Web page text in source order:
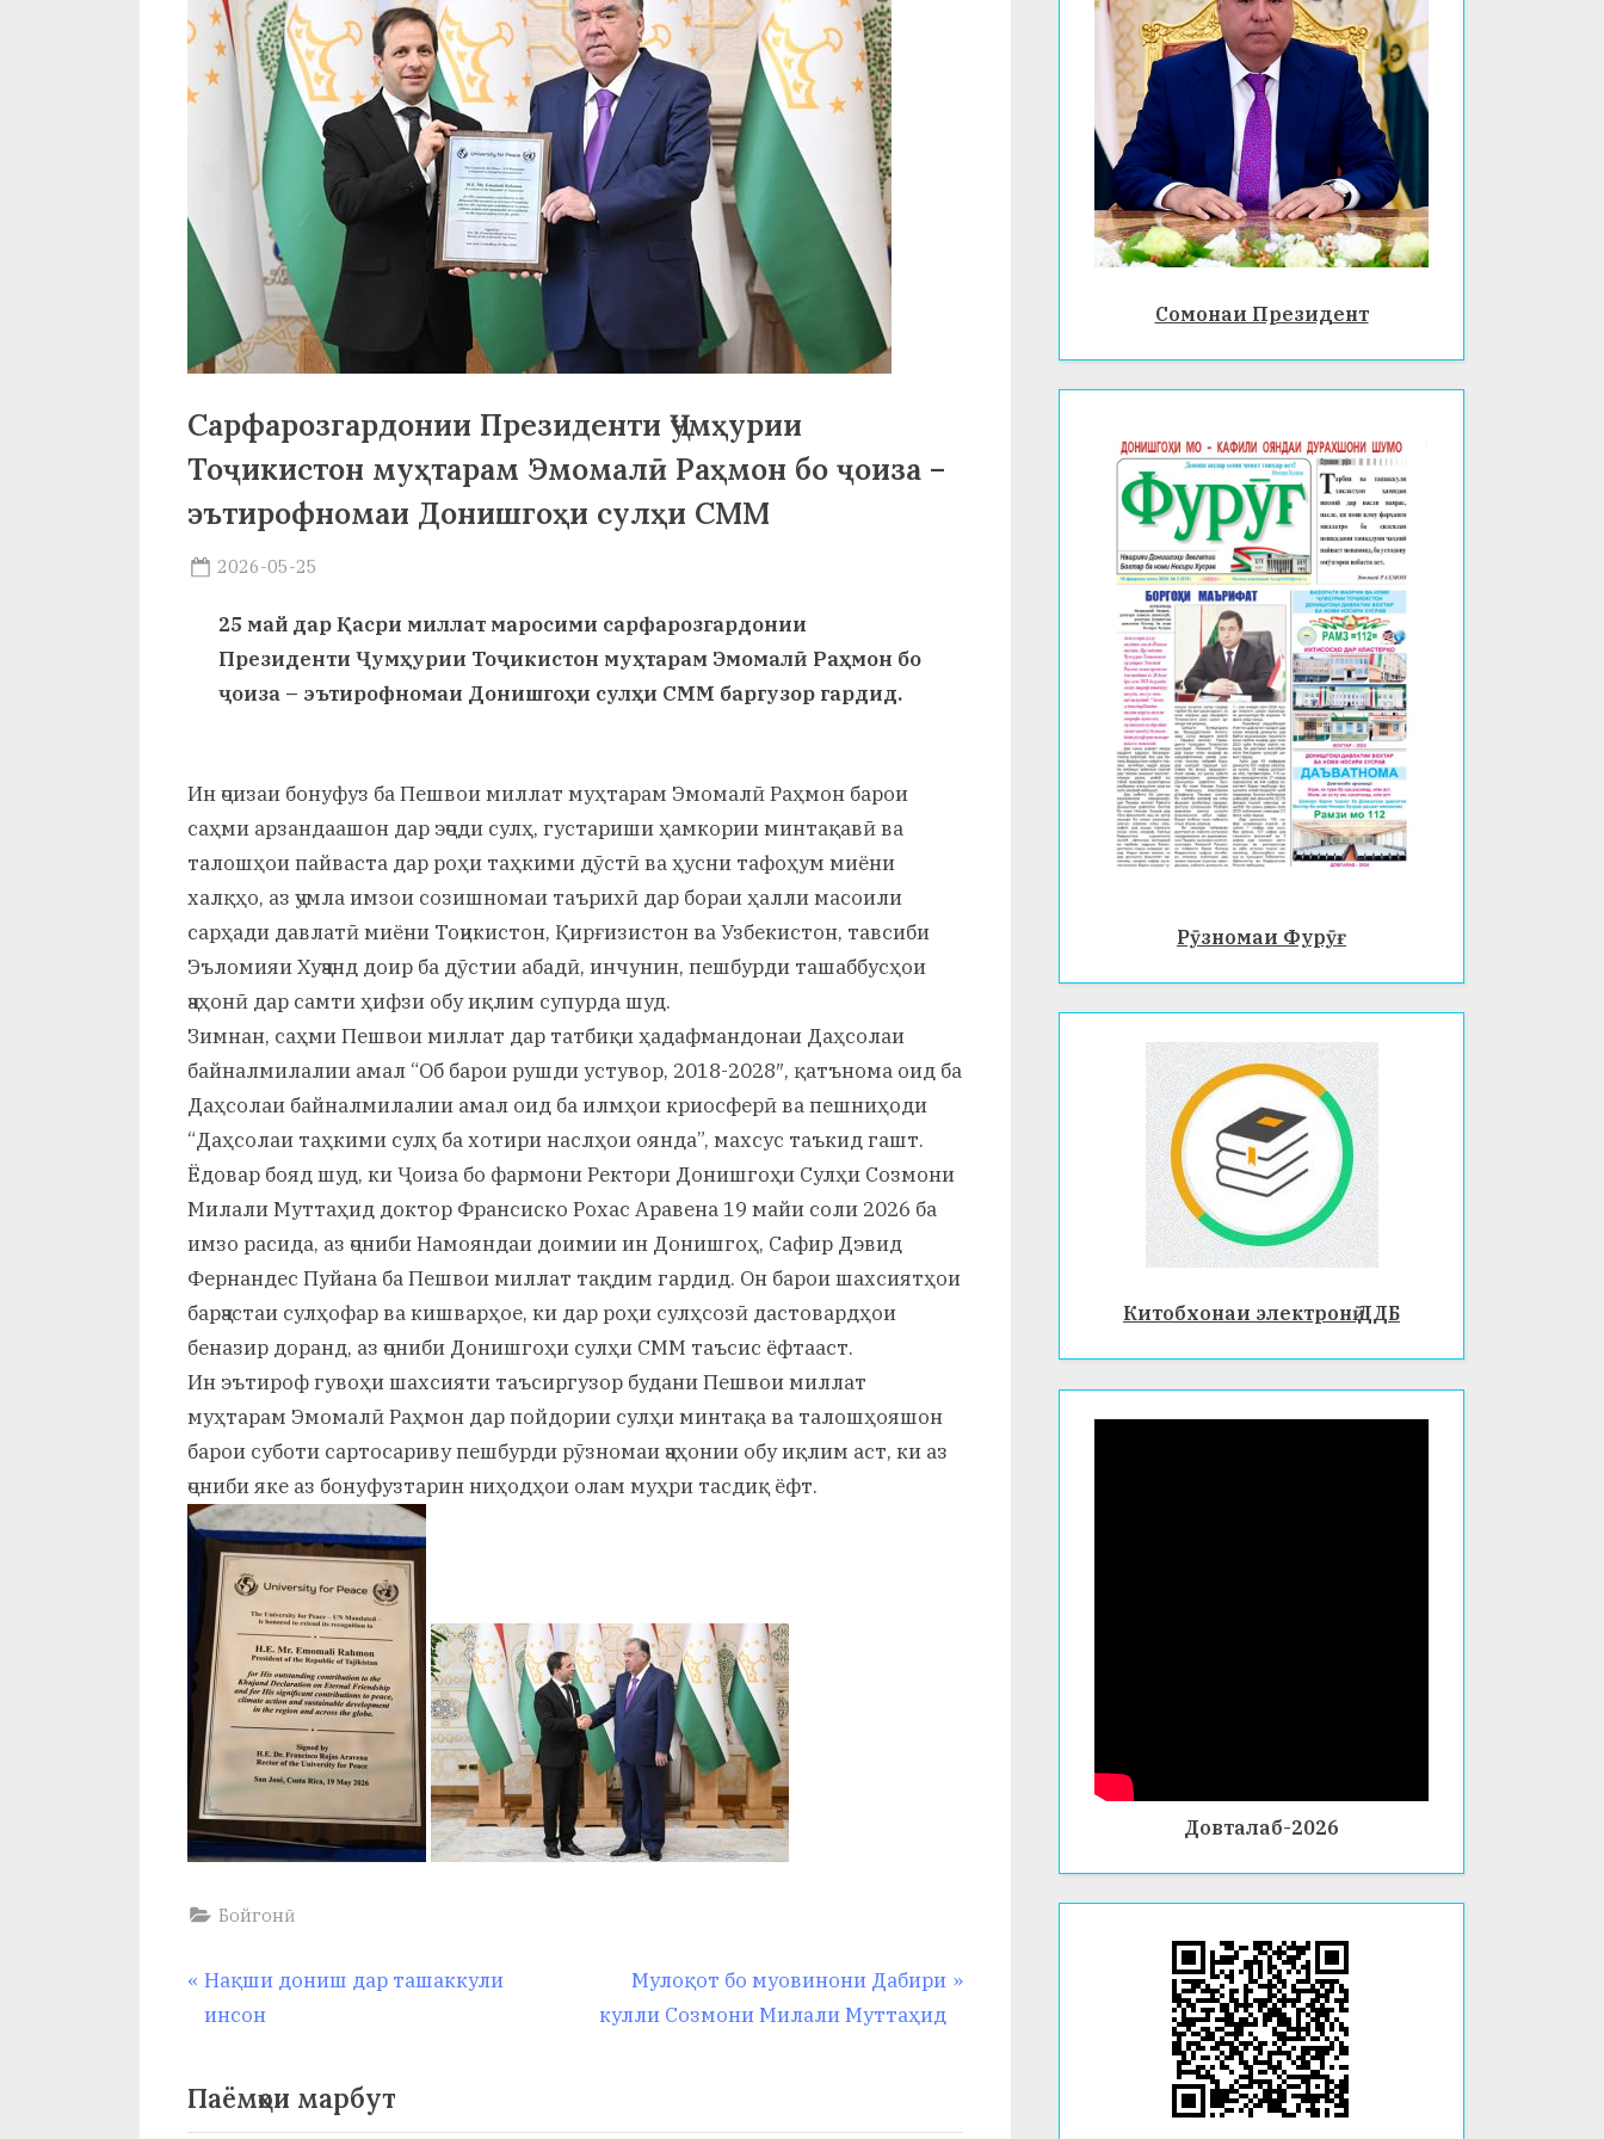
б
а
н
о
м
и
о
с
и
р
у
с
в
Сарфарозгардонии Президенти Ҷумҳурии
Тоҷикистон муҳтарам Эмомалӣ Раҳмон бо ҷоиза –
эътирофномаи Донишгоҳи сулҳи СММ
Posted
2026-05-25
25 май дар Қасри миллат маросими сарфарозгардонии
Президенти Ҷумҳурии Тоҷикистон муҳтарам Эмомалӣ Раҳмон бо
ҷоиза – эътирофномаи Донишгоҳи сулҳи СММ баргузор гардид.
Ин ҷоизаи бонуфуз ба Пешвои миллат муҳтарам Эмомалӣ Раҳмон барои
саҳми арзандаашон дар эҷоди сулҳ, густариши ҳамкории минтақавӣ ва
талошҳои пайваста дар роҳи таҳкими дӯстӣ ва ҳусни тафоҳум миёни
халқҳо, аз ҷумла имзои созишномаи таърихӣ дар бораи ҳалли масоили
сарҳади давлатӣ миёни Тоҷикистон, Қирғизистон ва Узбекистон, тавсиби
Эъломияи Хуҷанд доир ба дӯстии абадӣ, инчунин, пешбурди ташаббусҳои
ҷаҳонӣ дар самти ҳифзи обу иқлим супурда шуд.
Зимнан, саҳми Пешвои миллат дар татбиқи ҳадафмандонаи Даҳсолаи
байналмилалии амал “Об барои рушди устувор, 2018-2028″, қатънома оид ба
Даҳсолаи байналмилалии амал оид ба илмҳои криосферӣ ва пешниҳоди
“Даҳсолаи таҳкими сулҳ ба хотири наслҳои оянда”, махсус таъкид гашт.
Ёдовар бояд шуд, ки Ҷоиза бо фармони Ректори Донишгоҳи Сулҳи Созмони
Милали Муттаҳид доктор Франсиско Рохас Аравена 19 майи соли 2026 ба
имзо расида, аз ҷониби Намояндаи доимии ин Донишгоҳ, Сафир Дэвид
Фернандес Пуйана ба Пешвои миллат тақдим гардид. Он барои шахсиятҳои
барҷастаи сулҳофар ва кишварҳое, ки дар роҳи сулҳсозӣ дастовардҳои
беназир доранд, аз ҷониби Донишгоҳи сулҳи СММ таъсис ёфтааст.
Ин эътироф гувоҳи шахсияти таъсиргузор будани Пешвои миллат
муҳтарам Эмомалӣ Раҳмон дар пойдории сулҳи минтақа ва талошҳояшон
барои суботи сартосариву пешбурди рӯзномаи ҷаҳонии обу иқлим аст, ки аз
ҷониби яке аз бонуфузтарин ниҳодҳои олам муҳри тасдиқ ёфт.
Бойгонӣ
Навигация
записям
P
r
v
Нақши дониш дар ташаккули
инсон
N
e
Мулоқот бо муовинони Дабири
кулли Созмони Милали Муттаҳид
Паёмҳои марбут
Сомонаи Президент
Рӯзномаи Фурӯғ
Китобхонаи электронӣ ДДБ
Довталаб-2026